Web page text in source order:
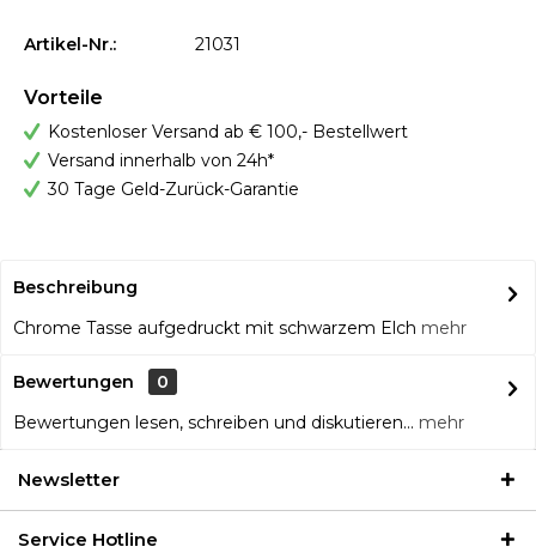
Artikel-Nr.: 21031
Vorteile
Kostenloser Versand ab € 100,- Bestellwert
Versand innerhalb von 24h*
30 Tage Geld-Zurück-Garantie
Beschreibung
Chrome Tasse aufgedruckt mit schwarzem Elch mehr
Bewertungen
0
Bewertungen lesen, schreiben und diskutieren... mehr
Newsletter
Service Hotline